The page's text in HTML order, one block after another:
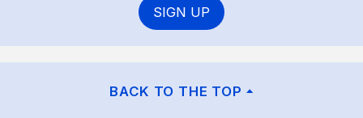
SIGN UP
BACK TO THE TOP